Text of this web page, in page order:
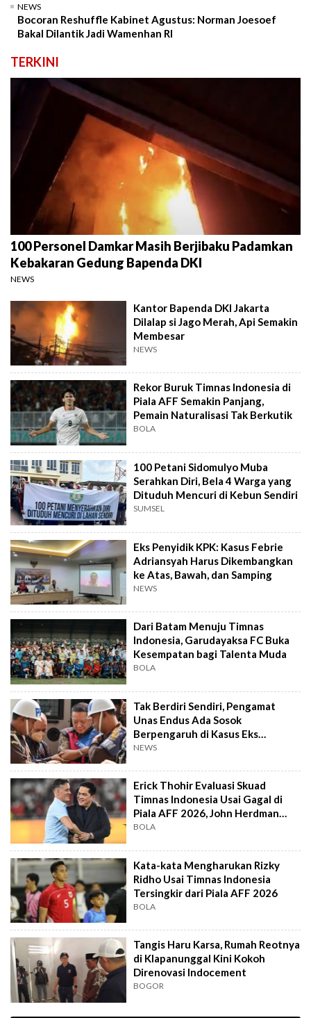
NEWS
Bocoran Reshuffle Kabinet Agustus: Norman Joesoef
Bakal Dilantik Jadi Wamenhan RI
TERKINI
100 Personel Damkar Masih Berjibaku Padamkan
Kebakaran Gedung Bapenda DKI
NEWS
Kantor Bapenda DKI Jakarta
Dilalap si Jago Merah, Api Semakin
Membesar
NEWS
Rekor Buruk Timnas Indonesia di
Piala AFF Semakin Panjang,
Pemain Naturalisasi Tak Berkutik
BOLA
100 Petani Sidomulyo Muba
Serahkan Diri, Bela 4 Warga yang
Dituduh Mencuri di Kebun Sendiri
SUMSEL
Eks Penyidik KPK: Kasus Febrie
Adriansyah Harus Dikembangkan
ke Atas, Bawah, dan Samping
NEWS
Dari Batam Menuju Timnas
Indonesia, Garudayaksa FC Buka
Kesempatan bagi Talenta Muda
BOLA
Tak Berdiri Sendiri, Pengamat
Unas Endus Ada Sosok
Berpengaruh di Kasus Eks
Jampidsus
NEWS
Erick Thohir Evaluasi Skuad
Timnas Indonesia Usai Gagal di
Piala AFF 2026, John Herdman
Out?
BOLA
Kata-kata Mengharukan Rizky
Ridho Usai Timnas Indonesia
Tersingkir dari Piala AFF 2026
BOLA
Tangis Haru Karsa, Rumah Reotnya
di Klapanunggal Kini Kokoh
Direnovasi Indocement
BOGOR